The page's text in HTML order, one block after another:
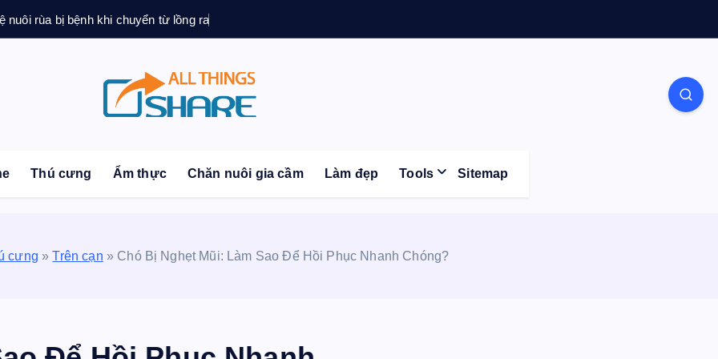
nuôi rùa bị bệnh khi chuyển từ lồng ra
Blog | Knowledge | Technology | Tips | Pets | Life
Thú cưng Ẩm thực Chăn nuôi gia cầm Làm đẹp Tools Sitemap
cưng »Trên cạn » Chó Bị Nghẹt Mũi: Làm Sao Để Hồi Phục Nhanh Chóng?